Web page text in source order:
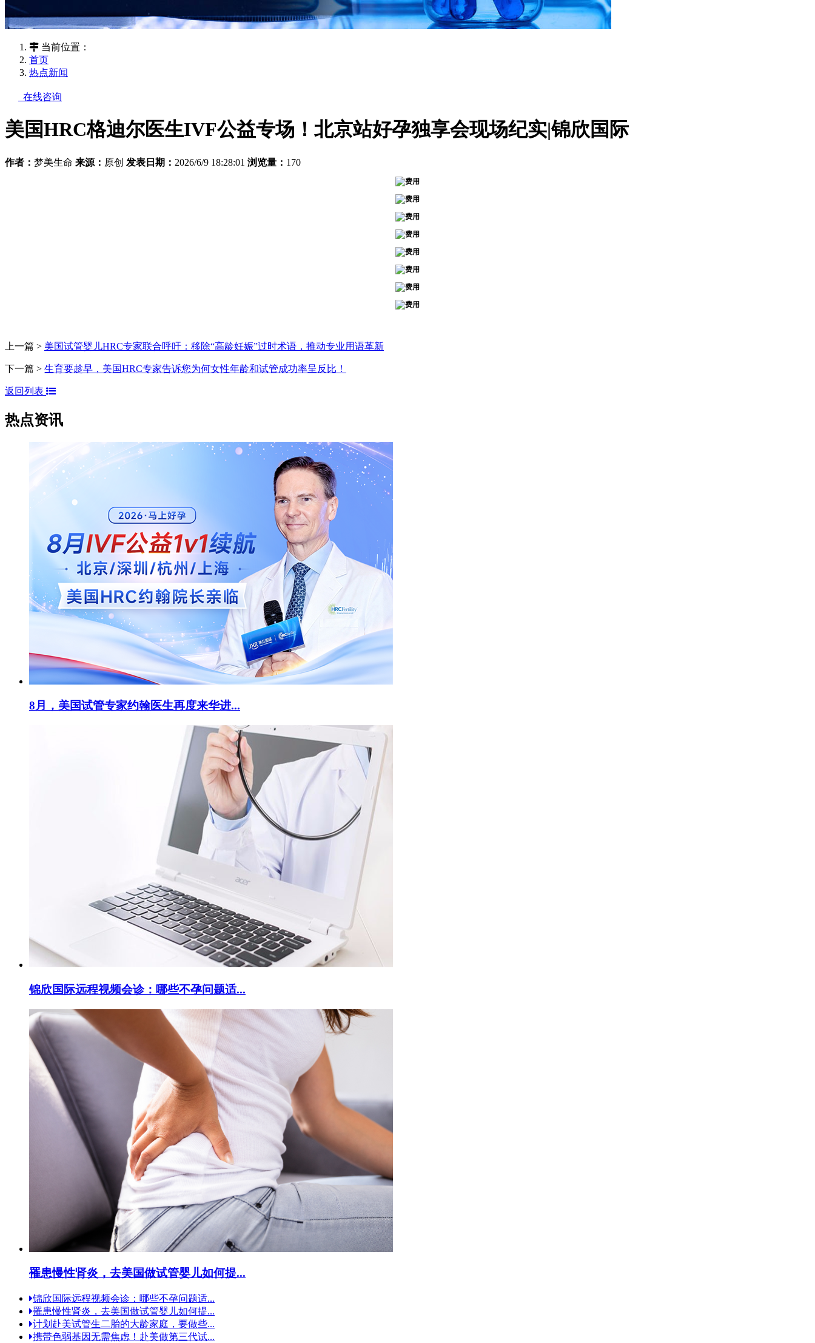
当前位置：
首页
热点新闻
在线咨询
美国HRC格迪尔医生IVF公益专场！北京站好孕独享会现场纪实|锦欣国际
作者： 梦美生命 来源： 原创 发表日期： 2026/6/9 18:28:01 浏览量： 170
上一篇 > 美国试管婴儿HRC专家联合呼吁：移除“高龄妊娠”过时术语，推动专业用语革新
下一篇 > 生育要趁早，美国HRC专家告诉您为何女性年龄和试管成功率呈反比！
返回列表
热点资讯
8月，美国试管专家约翰医生再度来华进...
锦欣国际远程视频会诊：哪些不孕问题适...
罹患慢性肾炎，去美国做试管婴儿如何提...
锦欣国际远程视频会诊：哪些不孕问题适...
罹患慢性肾炎，去美国做试管婴儿如何提...
计划赴美试管生二胎的大龄家庭，要做些...
携带色弱基因无需焦虑！赴美做第三代试...